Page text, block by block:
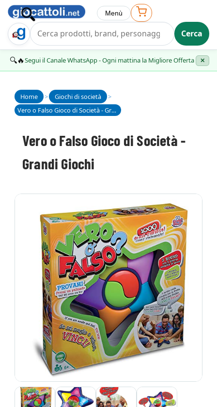
Trova Regalo Cerca
Menù
🔍🔥Segui il Canale WhatsApp - Ogni mattina la Migliore Offerta ✕
Home > Giochi di società
>
Vero o Falso Gioco di Società - Grandi Giochi
Vero o Falso Gioco di Società -
Grandi Giochi